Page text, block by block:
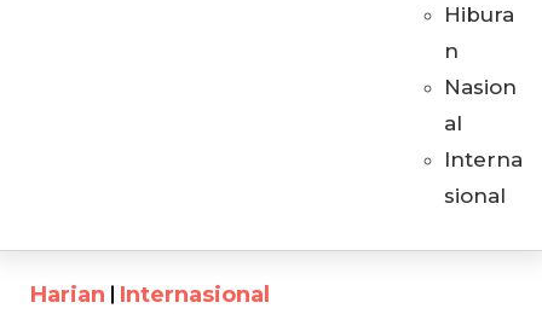
Hibura
n
Nasion
al
Interna
sional
Harian Internasional